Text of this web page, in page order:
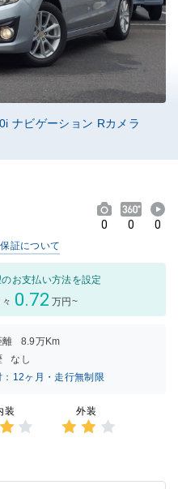
ナビゲーション Rカメラ
0 0 0
保証について
お支払い方法を設定
0.72 万円~
離
8.9万Km
なし
：12ヶ月・走行無制限
装 外装